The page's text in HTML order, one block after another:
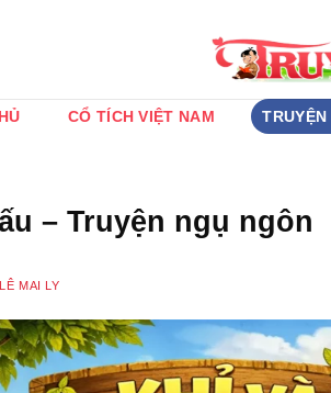
CỔ TÍCH VIỆT NAM TRUYỆN
– Truyện ngụ ngôn
LÊ MAI LY